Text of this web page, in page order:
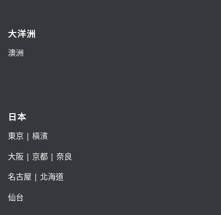
大洋洲
澳洲
日本
東京 | 橫濱
大阪 | 京都| 奈良
名古屋 | 北海道
仙台